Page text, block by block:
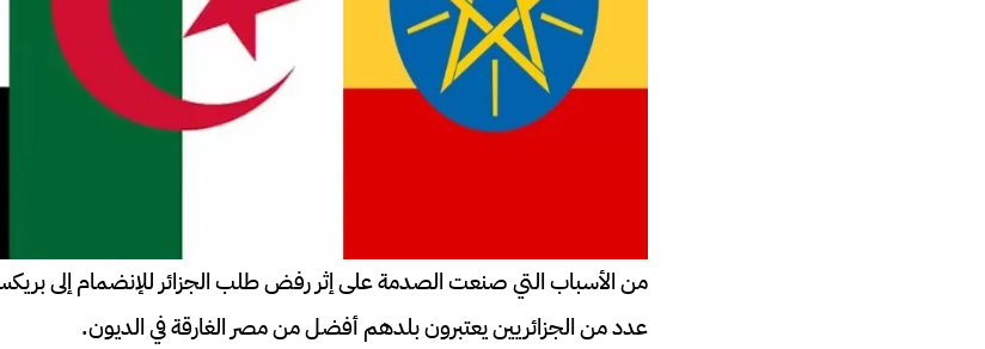
من الأسباب التي صنعت الصدمة على إثر رفض طلب الجزائر للإنضمام إلى
عدد من الجزائريين يعتبرون بلدهم أفضل من مصر الغارقة في الديون.